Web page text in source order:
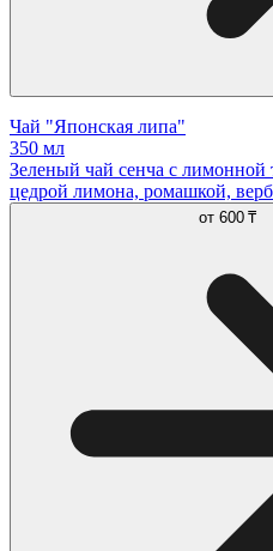
Чай "Японская липа"
350 мл
Зеленый чай сенча с лимонной
цедрой лимона, ромашкой,
от 600 ₸